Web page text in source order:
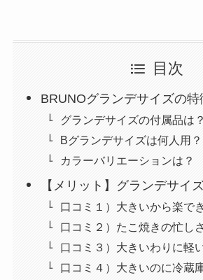
目次
BRUNOグランデサイズの特
グランデサイズの付属品は？
Bグランデサイズは何人用？
カラーバリエーションは？
【メリット】グランデサイ
口コミ１）大きいから楽で
口コミ２）たこ焼きの忙し
口コミ３）大きいわりに軽
口コミ４）大きいのに冷蔵